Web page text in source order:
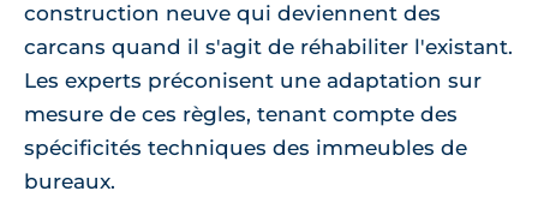
construction neuve qui deviennent des
carcans quand il s'agit de réhabiliter l'existant.
Les experts préconisent une adaptation sur
mesure de ces règles, tenant compte des
spécificités techniques des immeubles de
bureaux.